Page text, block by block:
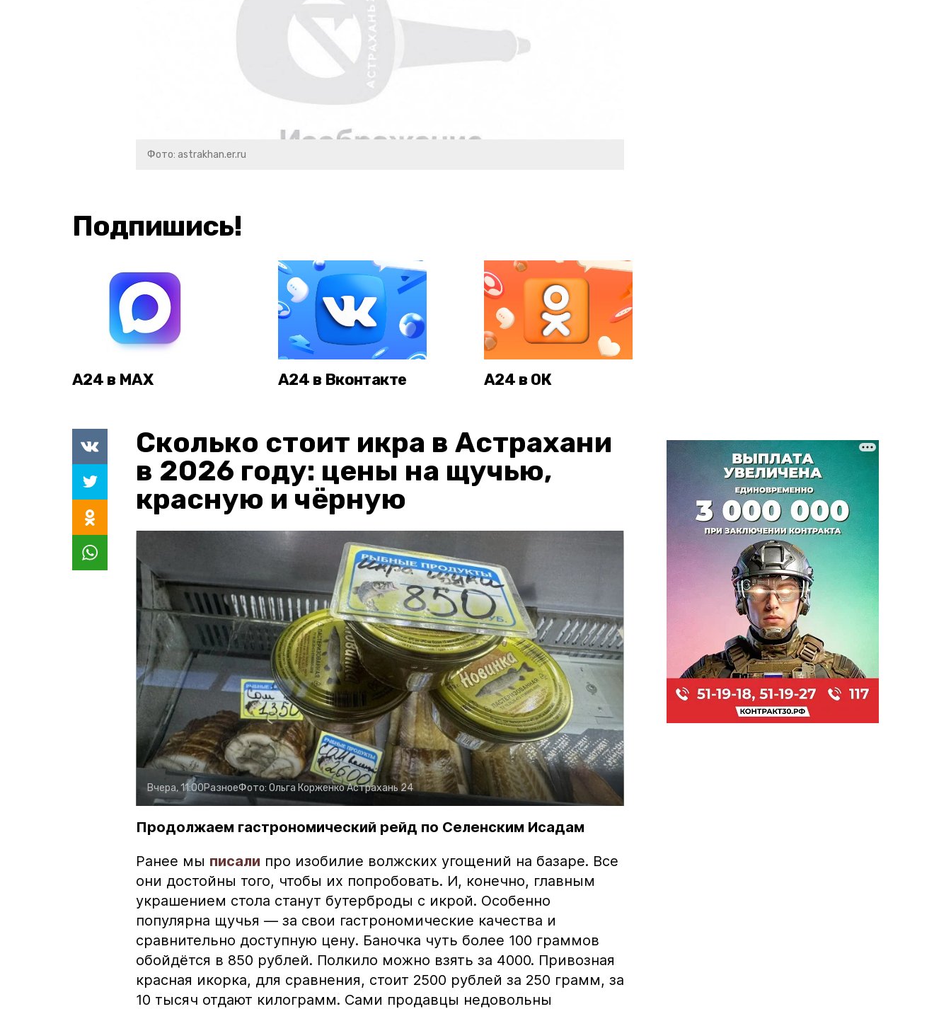
Фото: astrakhan.er.ru
Подпишись!
А24 в MAX А24 в Вконтакте А24 в ОК
Сколько стоит икра в Астрахани
в 2026 году: цены на щучью,
красную и чёрную
Вчера, 11:00РазноеФото: Ольга КорженкоАстрахань 24
Продолжаем гастрономический рейд по Селенским Исадам
Ранее мы писали про изобилие волжских угощений на базаре. Все
они достойны того, чтобы их попробовать. И, конечно, главным
украшением стола станут бутерброды с икрой. Особенно
популярна щучья — за свои гастрономические качества и
сравнительно доступную цену. Баночка чуть более 100 граммов
обойдётся в 850 рублей. Полкило можно взять за 4000. Привозная
красная икорка, для сравнения, стоит 2500 рублей за 250 грамм, за
10 тысяч отдают килограмм. Сами продавцы недовольны